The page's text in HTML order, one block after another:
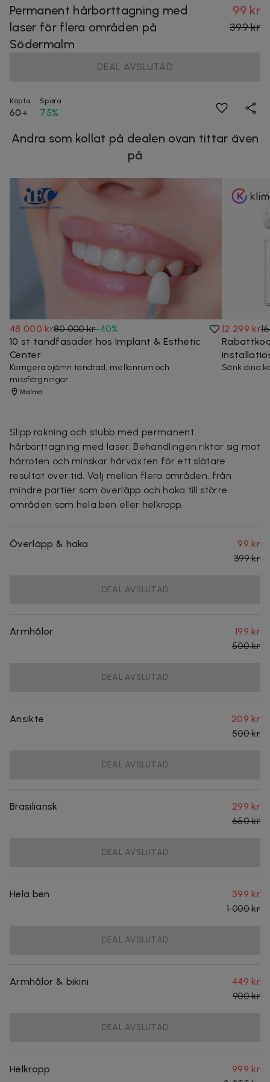
Permanent hårborttagning med
laser för flera områden på
Södermalm
99 kr
399 kr
DEAL AVSLUTAD
Köpta
60+
Spara
75%
Andra som kollat på dealen ovan tittar även
på
48 000 kr80 000 kr-40%
10 st tandfasader hos Implant & Esthetic
Center
Korrigera ojämn tandrad, mellanrum och
missfärgningar
Malmö
12 299 kr
Sänk dina
Slipp rakning och stubb med permanent
hårborttagning med laser. Behandlingen riktar sig mot
hårroten och minskar hårväxten för ett slätare
resultat över tid. Välj mellan flera områden, från
mindre partier som överläpp och haka till större
områden som hela ben eller helkropp.
Överläpp & haka
99 kr
399 kr
DEAL AVSLUTAD
Armhålor
199 kr
500 kr
DEAL AVSLUTAD
Ansikte
209 kr
500 kr
DEAL AVSLUTAD
Brasiliansk
299 kr
650 kr
DEAL AVSLUTAD
Hela ben
399 kr
1 000 kr
DEAL AVSLUTAD
Armhålor & bikini
449 kr
900 kr
DEAL AVSLUTAD
Helkropp
999 kr